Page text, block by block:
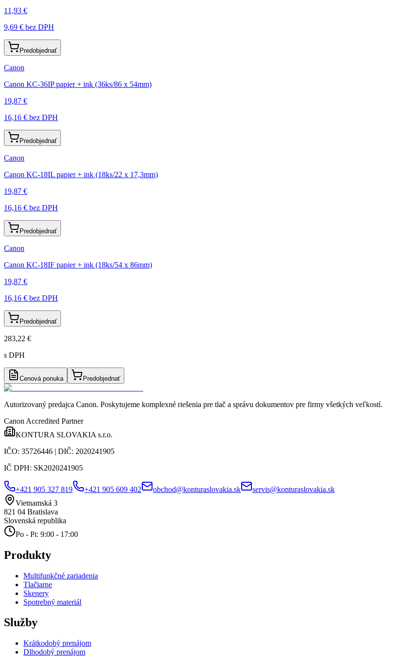
11,93 €
9,69 € bez DPH
Predobjednať
Canon
Canon KC-36IP papier + ink (36ks/86 x 54mm)
19,87 €
16,16 € bez DPH
Predobjednať
Canon
Canon KC-18IL papier + ink (18ks/22 x 17,3mm)
19,87 €
16,16 € bez DPH
Predobjednať
Canon
Canon KC-18IF papier + ink (18ks/54 x 86mm)
19,87 €
16,16 € bez DPH
Predobjednať
283,22 €
s DPH
Cenová ponuka Predobjednať
Autorizovaný predajca Canon. Poskytujeme komplexné riešenia pre tlač a správu dokumentov pre firmy všetkých veľkostí.
Canon Accredited Partner
KONTURA SLOVAKIA s.r.o.
IČO: 35726446 | DIČ: 2020241905
IČ DPH: SK2020241905
+421 905 327 819 +421 905 609 402 obchod@konturaslovakia.sk
servis@konturaslovakia.sk
Vietnamská 3
821 04 Bratislava
Slovenská republika
Po - Pi: 9:00 - 17:00
Produkty
Multifunkčné zariadenia
Tlačiarne
Skenery
Spotrebný materiál
Služby
Krátkodobý prenájom
Dlhodobý prenájom